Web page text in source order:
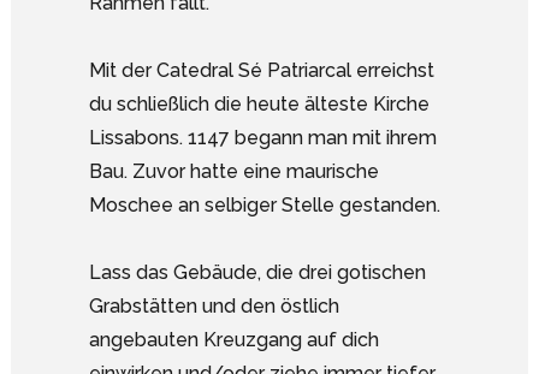
Mit der Catedral Sé Patriarcal erreichst
du schließlich die heute älteste Kirche
Lissabons. 1147 begann man mit ihrem
Bau. Zuvor hatte eine maurische
Moschee an selbiger Stelle gestanden.
Lass das Gebäude, die drei gotischen
Grabstätten und den östlich
angebauten Kreuzgang auf dich